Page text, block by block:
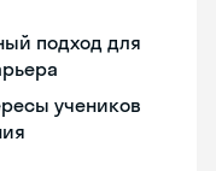
подход для
учеников